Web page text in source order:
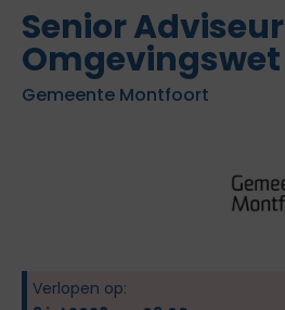
Senior Adviseur
Omgevingswet
Gemeente Montfoort
Verlopen op: